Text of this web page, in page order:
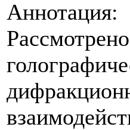
Аннотация: